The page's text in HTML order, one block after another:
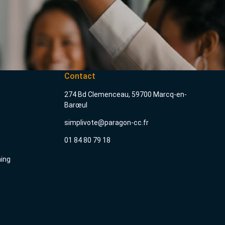
Contact
274 Bd Clemenceau, 59700 Marcq-en-
Barœul
simplivote@paragon-cc.fr
01 84 80 79 18